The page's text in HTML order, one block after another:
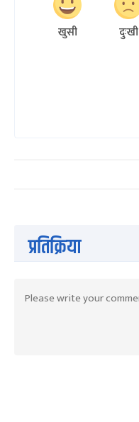
खुसी दुःखी
प्रतिक्रिया